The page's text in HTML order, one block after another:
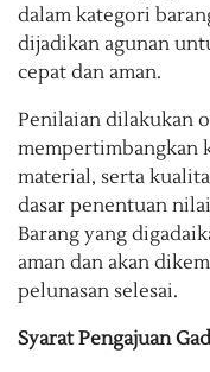
dalam kategori
dijadikan agunan
cepat dan aman.
Penilaian dilakukan
mempertimbangkan
material, serta
dasar penentuan
Barang yang
aman dan akan
pelunasan selesai.
Syarat Pengajuan